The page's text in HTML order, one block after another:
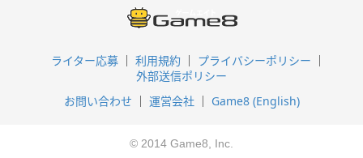
ライター応募 利用規約
プライバシーポリシー
外部送信ポリシー
お問い合わせ
運営会社 Game8 (English)
© 2014 Game8, Inc.